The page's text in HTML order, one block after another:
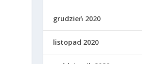
grudzień 2020
listopad 2020